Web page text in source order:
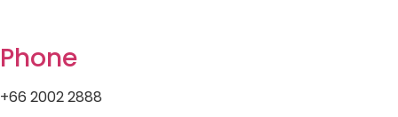
Phone
+66 2002 2888